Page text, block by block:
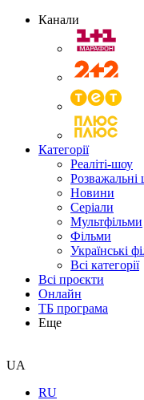
Канали
Категорії
Реаліті-шоу
Розважальні
Новини
Серіали
Мультфільми
Фільми
Українські
Всі категорії
Всі проєкти
Онлайн
ТБ програма
Еще
UA
RU